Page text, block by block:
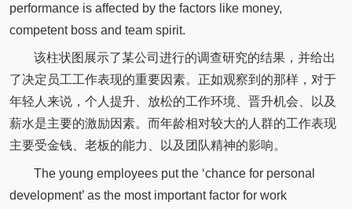
performance is affected by the factors like money,
competent boss and team spirit.
该柱状图展示了某公司进行的调查研究的结果，并给出
了决定员工工作表现的重要因素。正如观察到的那样，对于
年轻人来说，个人提升、放松的工作环境、晋升机会、以及
薪水是主要的激励因素。而年龄相对较大的人群的工作表现
主要受金钱、老板的能力、以及团队精神的影响。
The young employees put the ‘chance for personal
development’ as the most important factor for work